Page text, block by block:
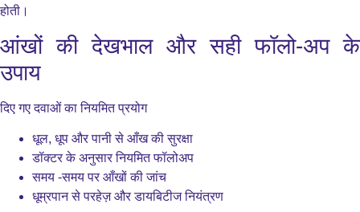
होती।
आंखों की देखभाल और सही फॉलो-अप के
उपाय
दिए गए दवाओं का नियमित प्रयोग
धूल, धूप और पानी से आँख की सुरक्षा
डॉक्टर के अनुसार नियमित फॉलोअप
समय -समय पर आँखों की जांच
धूम्रपान से परहेज़ और डायबिटीज नियंत्रण